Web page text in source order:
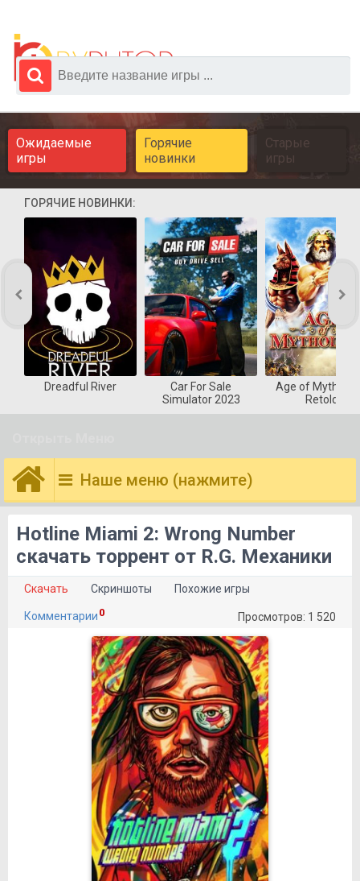
Ожидаемые
игры
Горячие
новинки
Старые
игры
ГОРЯЧИЕ НОВИНКИ:
Dreadful River
Car For Sale
Simulator 2023
Age of
Retold
Наше меню (нажмите)
Hotline Miami 2: Wrong Number
скачать торрент от R.G. Механики
Скачать Скриншоты Похожие игры
Комментарии 0 Просмотров: 1 520